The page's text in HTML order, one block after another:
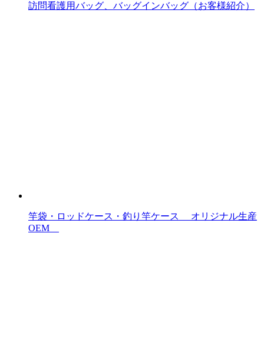
訪問看護用バッグ、バッグインバッグ（お客様紹介）
竿袋・ロッドケース・釣り竿ケース オリジナル生産
OEM